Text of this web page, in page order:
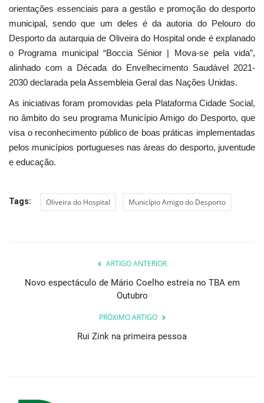
orientações essenciais para a gestão e promoção do desporto
municipal, sendo que um deles é da autoria do Pelouro do
Desporto da autarquia de Oliveira do Hospital onde é explanado
o Programa municipal “Boccia Sénior | Mova-se pela vida”,
alinhado com a Década do Envelhecimento Saudável 2021-
2030 declarada pela Assembleia Geral das Nações Unidas.
As iniciativas foram promovidas pela Plataforma Cidade Social,
no âmbito do seu programa Município Amigo do Desporto, que
visa o reconhecimento público de boas práticas implementadas
pelos municípios portugueses nas áreas do desporto, juventude
e educação.
Tags: Oliveira do Hospital Município Amigo do Desporto
ARTIGO ANTERIOR
Novo espectáculo de Mário Coelho estreia no TBA em
Outubro
PRÓXIMO ARTIGO
Rui Zink na primeira pessoa